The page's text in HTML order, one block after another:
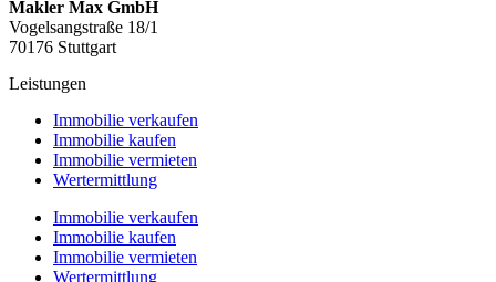
Makler Max GmbH
Vogelsangstraße 18/1
70176 Stuttgart
Leistungen
Immobilie verkaufen
Immobilie kaufen
Immobilie vermieten
Wertermittlung
Immobilie verkaufen
Immobilie kaufen
Immobilie vermieten
Wertermittlung